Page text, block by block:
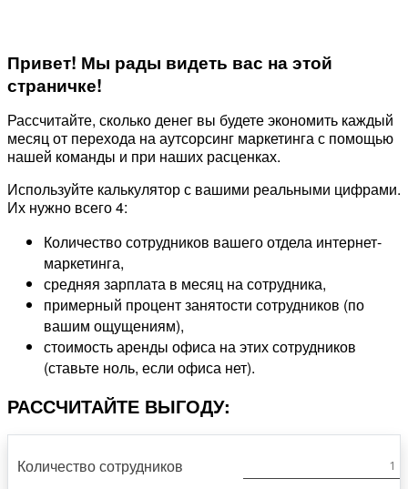
Привет! Мы рады видеть вас на этой
страничке!
Рассчитайте, сколько денег вы будете экономить каждый
месяц от перехода на аутсорсинг маркетинга с помощью
нашей команды и при наших расценках.
Используйте калькулятор с вашими реальными цифрами.
Их нужно всего 4:
Количество сотрудников вашего отдела интернет-
маркетинга,
средняя зарплата в месяц на сотрудника,
примерный процент занятости сотрудников (по
вашим ощущениям),
стоимость аренды офиса на этих сотрудников
(ставьте ноль, если офиса нет).
РАССЧИТАЙТЕ ВЫГОДУ:
Количество сотрудников